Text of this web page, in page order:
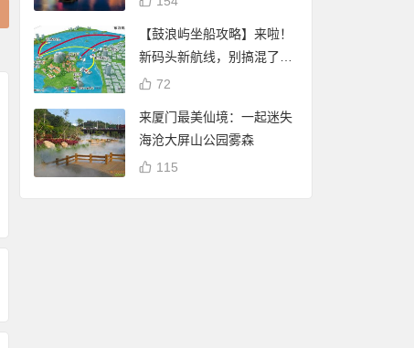
这是你认识的厦门人
路过厦门，这座恋旧
的城
【鼓浪屿坐船攻略】来啦！
新码头新航线，别搞混了
哦！72
来厦门最美仙境：一起迷失
海沧大屏山公园雾森
115